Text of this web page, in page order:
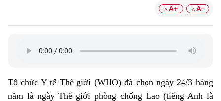
A A+ A A-
Tổ chức Y tế Thế giới (WHO) đã chọn ngày 24/3 hàng
năm là ngày Thế giới phòng chống Lao (tiếng Anh là